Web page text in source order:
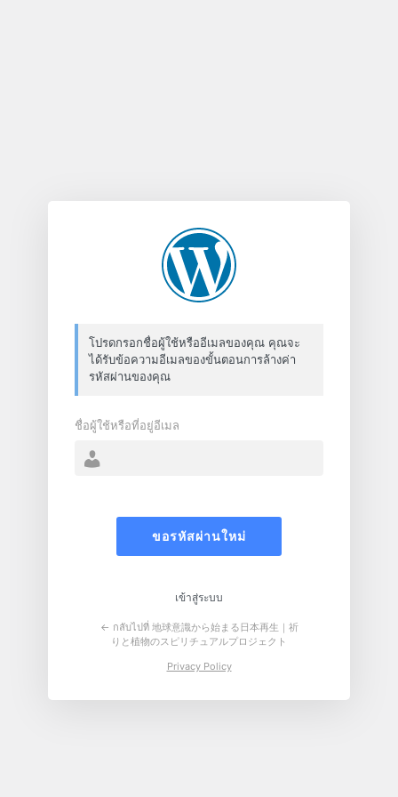
โปรดกรอกชื่อผู้ใช้หรืออีเมลของคุณ คุณจะ
ได้รับข้อความอีเมลของขั้นตอนการล้างค่า
รหัสผ่านของคุณ
ชื่อผู้ใช้หรือที่อยู่อีเมล
เข้าสู่ระบบ
← กลับไปที่ 地球意識から始まる日本再生｜祈
りと植物のスピリチュアルプロジェクト
Privacy Policy